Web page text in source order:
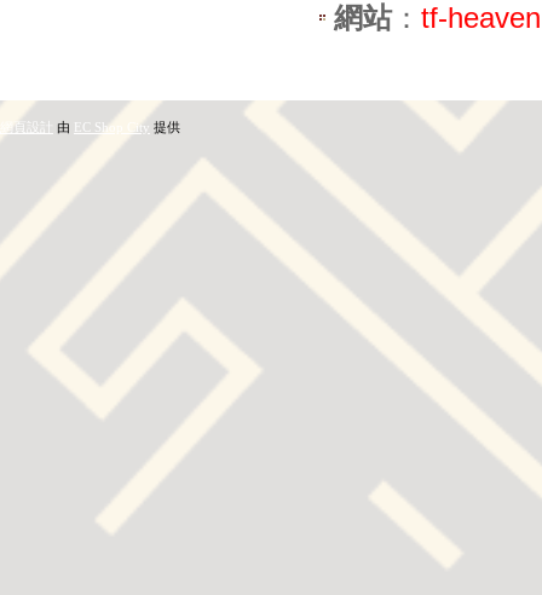
網站： tf-
網頁設計 由 EC Shop City 提供